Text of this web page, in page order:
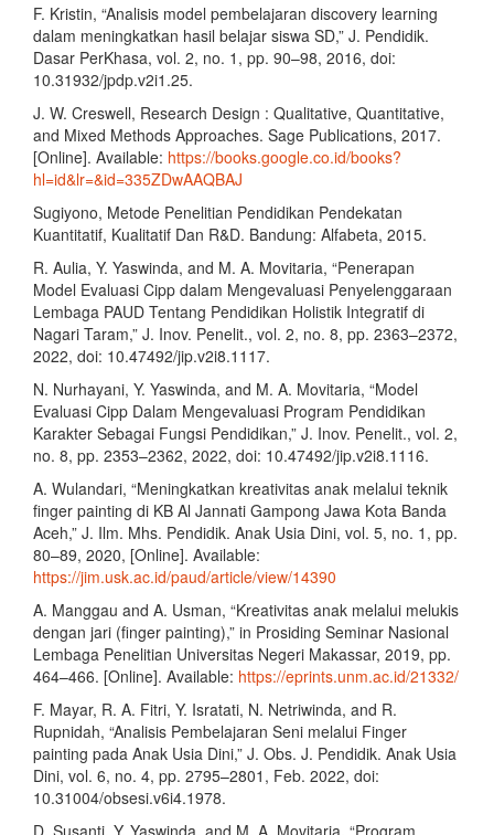
F. Kristin, “Analisis model pembelajaran discovery learning
dalam meningkatkan hasil belajar siswa SD,” J. Pendidik.
Dasar PerKhasa, vol. 2, no. 1, pp. 90–98, 2016, doi:
10.31932/jpdp.v2i1.25.
J. W. Creswell, Research Design : Qualitative, Quantitative,
and Mixed Methods Approaches. Sage Publications, 2017.
[Online]. Available: https://books.google.co.id/books?
hl=id&lr=&id=335ZDwAAQBAJ
Sugiyono, Metode Penelitian Pendidikan Pendekatan
Kuantitatif, Kualitatif Dan R&D. Bandung: Alfabeta, 2015.
R. Aulia, Y. Yaswinda, and M. A. Movitaria, “Penerapan
Model Evaluasi Cipp dalam Mengevaluasi Penyelenggaraan
Lembaga PAUD Tentang Pendidikan Holistik Integratif di
Nagari Taram,” J. Inov. Penelit., vol. 2, no. 8, pp. 2363–2372,
2022, doi: 10.47492/jip.v2i8.1117.
N. Nurhayani, Y. Yaswinda, and M. A. Movitaria, “Model
Evaluasi Cipp Dalam Mengevaluasi Program Pendidikan
Karakter Sebagai Fungsi Pendidikan,” J. Inov. Penelit., vol. 2,
no. 8, pp. 2353–2362, 2022, doi: 10.47492/jip.v2i8.1116.
A. Wulandari, “Meningkatkan kreativitas anak melalui teknik
finger painting di KB Al Jannati Gampong Jawa Kota Banda
Aceh,” J. Ilm. Mhs. Pendidik. Anak Usia Dini, vol. 5, no. 1, pp.
80–89, 2020, [Online]. Available:
https://jim.usk.ac.id/paud/article/view/14390
A. Manggau and A. Usman, “Kreativitas anak melalui melukis
dengan jari (finger painting),” in Prosiding Seminar Nasional
Lembaga Penelitian Universitas Negeri Makassar, 2019, pp.
464–466. [Online]. Available: https://eprints.unm.ac.id/21332/
F. Mayar, R. A. Fitri, Y. Isratati, N. Netriwinda, and R.
Rupnidah, “Analisis Pembelajaran Seni melalui Finger
painting pada Anak Usia Dini,” J. Obs. J. Pendidik. Anak Usia
Dini, vol. 6, no. 4, pp. 2795–2801, Feb. 2022, doi:
10.31004/obsesi.v6i4.1978.
D. Susanti, Y. Yaswinda, and M. A. Movitaria, “Program